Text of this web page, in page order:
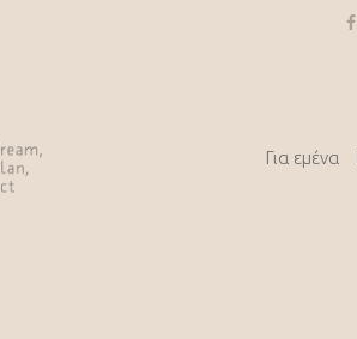
Για εμένα